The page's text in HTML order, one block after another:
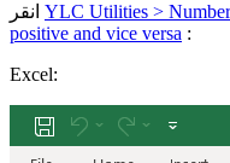
YLC Utilities >
positive and vice versa :
Excel: